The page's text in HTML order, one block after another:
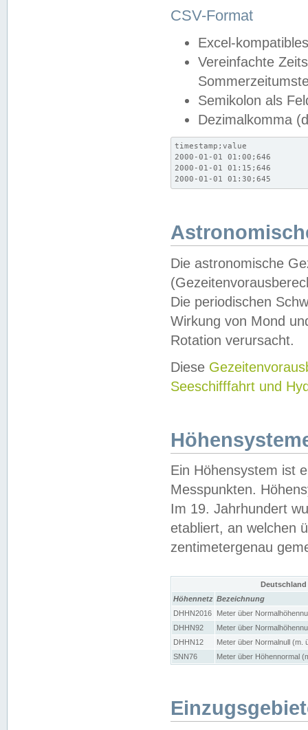
CSV-Format
Excel-
Vereinfachte
Semikolon als
Dezimalkomma
timestamp;value
2000-01-01 01:00;646
2000-01-01 01:15;646
2000-01-01 01:30;645
Die astronomische
Die periodischen
Wirkung von Mond
Rotation verursacht.
Diese
Seeschifffahrt und
Ein Höhensystem ist
Messpunkten.
Im 19. Jahrhundert
etabliert, an welchen
zentimetergenau
Höhennetz Bezeichnung
DHHN2016
Meter über
DHHN92
Meter über
DHHN12
Meter über Normalnull (m.
SNN76
Meter über Höhennormal